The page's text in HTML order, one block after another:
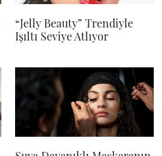
“Jelly Beauty” Trendiyle
Işıltı Seviye Atlıyor